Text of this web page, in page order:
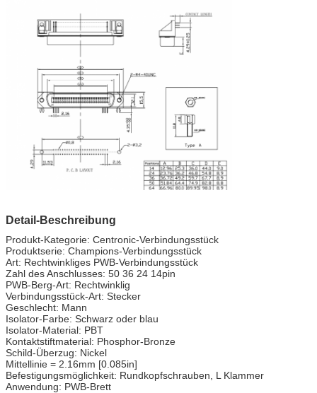
Detail-Beschreibung
Produkt-Kategorie: Centronic-Verbindungsstück
Produktserie: Champions-Verbindungsstück
Art: Rechtwinkliges PWB-Verbindungsstück
Zahl des Anschlusses: 50 36 24 14pin
PWB-Berg-Art: Rechtwinklig
Verbindungsstück-Art: Stecker
Geschlecht: Mann
Isolator-Farbe: Schwarz oder blau
Isolator-Material: PBT
Kontaktstiftmaterial: Phosphor-Bronze
Schild-Überzug: Nickel
Mittellinie = 2.16mm [0.085in]
Befestigungsmöglichkeit: Rundkopfschrauben, L Klammer
Anwendung: PWB-Brett